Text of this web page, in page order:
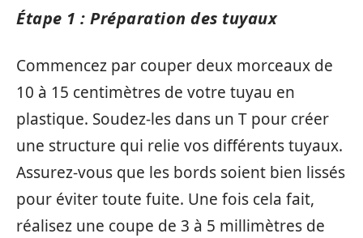
Étape 1 : Préparation des tuyaux
Commencez par couper deux morceaux de
10 à 15 centimètres de votre tuyau en
plastique. Soudez-les dans un T pour créer
une structure qui relie vos différents tuyaux.
Assurez-vous que les bords soient bien lissés
pour éviter toute fuite. Une fois cela fait,
réalisez une coupe de 3 à 5 millimètres de